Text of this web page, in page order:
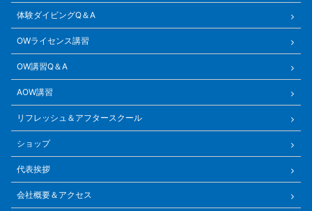
体験ダイビングQ＆A
OWライセンス講習
OW講習Q＆A
AOW講習
リフレッシュ＆アフタースクール
ショップ
代表挨拶
会社概要＆アクセス